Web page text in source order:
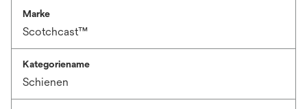
Marke
Scotchcast™
Kategoriename
Schienen